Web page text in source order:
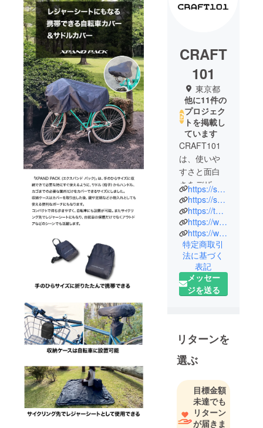
CRAFT
101
東京都
他に11件の
プロジェク
トを掲載し
ています
CRAFT101
は、使いや
すさと面白
さをデザイ
ンする企画
生産チーム
です。 商品
の企画だけ
でなく、物
事の仕組み
から企画や
仕掛けを考
え、新しい
目指してい
はこれま
で、メー
カーの商品
開発から生
産まで幅広
https://shikake101.co.jp/
https://shop.shikake101.co.jp/
https://twitter.com/shikake101
https://www.instagram.com/shikake101/
https://www.facebook.com/shikake101/
特定商取引
法に基づく
表記
メッセー
ジを送る
リターンを
選ぶ
目標金額
未達でも
リターン
が届きま